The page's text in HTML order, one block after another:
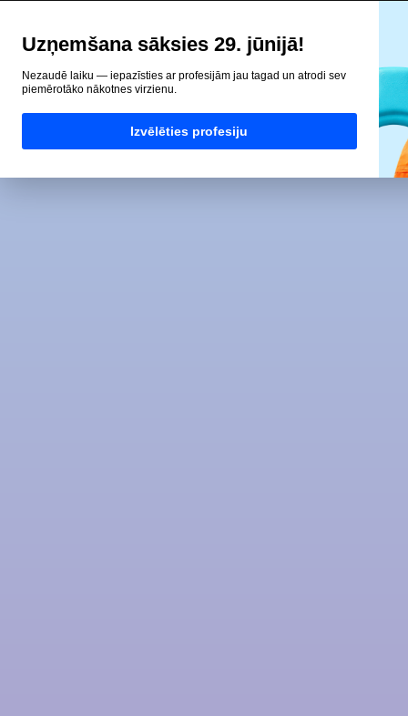
Uzņemšana sāksies 29. jūnijā!
Nezaudē laiku — iepazīsties ar profesijām jau tagad un atrodi sev
piemērotāko nākotnes virzienu.
Izvēlēties profesiju